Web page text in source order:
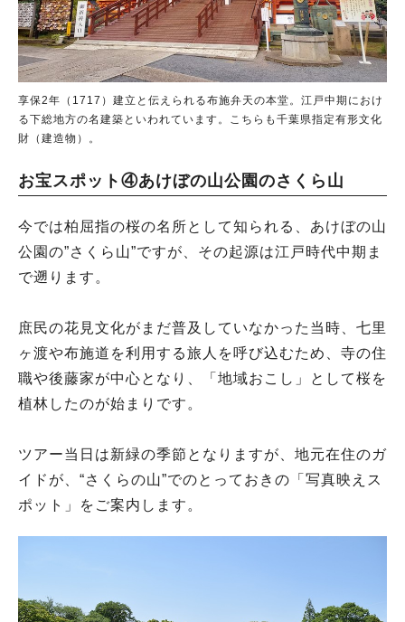
享保2年（1717）建立と伝えられる布施弁天の本堂。江戸中期におけ
る下総地方の名建築といわれています。こちらも千葉県指定有形文化
財（建造物）。
お宝スポット④あけぼの山公園のさくら山
今では柏屈指の桜の名所として知られる、あけぼの山
公園の”さくら山”ですが、その起源は江戸時代中期ま
で遡ります。
庶民の花見文化がまだ普及していなかった当時、七里
ヶ渡や布施道を利用する旅人を呼び込むため、寺の住
職や後藤家が中心となり、「地域おこし」として桜を
植林したのが始まりです。
ツアー当日は新緑の季節となりますが、地元在住のガ
イドが、“さくらの山”でのとっておきの「写真映えス
ポット」をご案内します。